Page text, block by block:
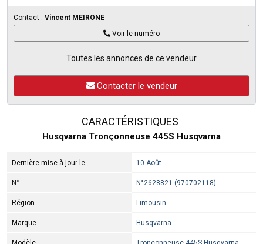
Contact : Vincent MEIRONE
Voir le numéro
Toutes les annonces de ce vendeur
Contacter le vendeur
CARACTÉRISTIQUES
Husqvarna Tronçonneuse 445S Husqvarna
Dernière mise à jour le 10 Août
N° N°2628821 (970702118)
Région Limousin
Marque Husqvarna